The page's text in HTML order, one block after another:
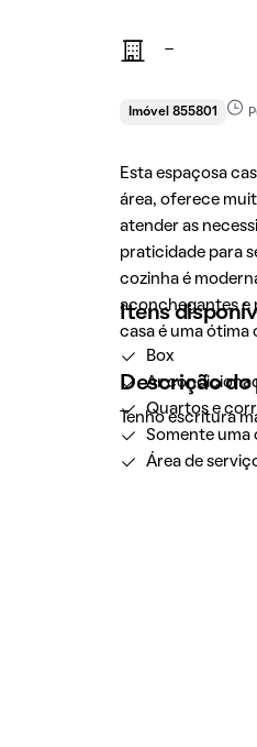
-
Imóvel 855801
Esta espaçosa
área, oferece
atender as
praticidade para
cozinha é
aconchegantes e
casa é uma ótima
Descrição
Tenho escritura
Itens
Box
Ar
Quartos e
Somente uma
Área de